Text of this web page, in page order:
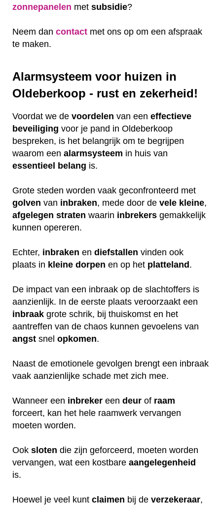
zonnepanelen met subsidie?
Neem dan contact met ons op om een afspraak
te maken.
Alarmsysteem voor huizen in
Oldeberkoop - rust en zekerheid!
Voordat we de voordelen van een effectieve
beveiliging voor je pand in Oldeberkoop
bespreken, is het belangrijk om te begrijpen
waarom een alarmsysteem in huis van
essentieel belang is.
Grote steden worden vaak geconfronteerd met
golven van inbraken, mede door de vele kleine,
afgelegen straten waarin inbrekers gemakkelijk
kunnen opereren.
Echter, inbraken en diefstallen vinden ook
plaats in kleine dorpen en op het platteland.
De impact van een inbraak op de slachtoffers is
aanzienlijk. In de eerste plaats veroorzaakt een
inbraak grote schrik, bij thuiskomst en het
aantreffen van de chaos kunnen gevoelens van
angst snel opkomen.
Naast de emotionele gevolgen brengt een inbraak
vaak aanzienlijke schade met zich mee.
Wanneer een inbreker een deur of raam
forceert, kan het hele raamwerk vervangen
moeten worden.
Ook sloten die zijn geforceerd, moeten worden
vervangen, wat een kostbare aangelegenheid
is.
Hoewel je veel kunt claimen bij de verzekeraar,